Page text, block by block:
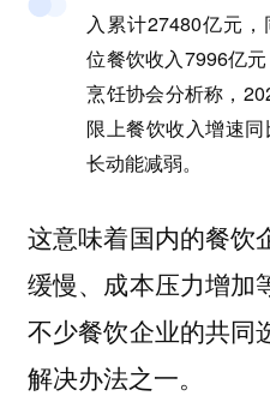
入累计27480亿元
位餐饮收入7996亿
烹饪协会分析称，
限上餐饮收入增速
长动能减弱。
这意味着国内的餐饮
缓慢、成本压力增加
不少餐饮企业的共同
解决办法之一。